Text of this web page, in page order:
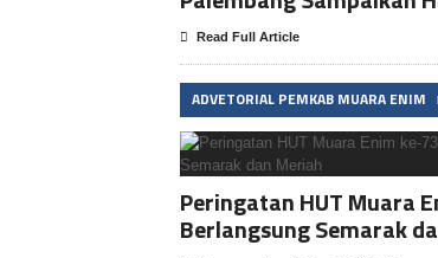
Read Full Article
ADVETORIAL PEMKAB MUARA ENIM
Peringatan HUT Muara
Berlangsung Semarak